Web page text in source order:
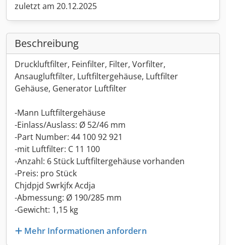
zuletzt am 20.12.2025
Beschreibung
Druckluftfilter, Feinfilter, Filter, Vorfilter,
Ansaugluftfilter, Luftfiltergehäuse, Luftfilter
Gehäuse, Generator Luftfilter
-Mann Luftfiltergehäuse
-Einlass/Auslass: Ø 52/46 mm
-Part Number: 44 100 92 921
-mit Luftfilter: C 11 100
-Anzahl: 6 Stück Luftfiltergehäuse vorhanden
-Preis: pro Stück
Chjdpjd Swrkjfx Acdja
-Abmessung: Ø 190/285 mm
-Gewicht: 1,15 kg
Mehr Informationen anfordern